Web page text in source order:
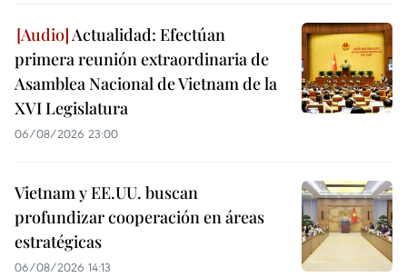
Actualidad: Efectúan
primera reunión extraordinaria de
Asamblea Nacional de Vietnam de la
XVI Legislatura
06/08/2026 23:00
Vietnam y EE.UU. buscan
profundizar cooperación en áreas
estratégicas
06/08/2026 14:13